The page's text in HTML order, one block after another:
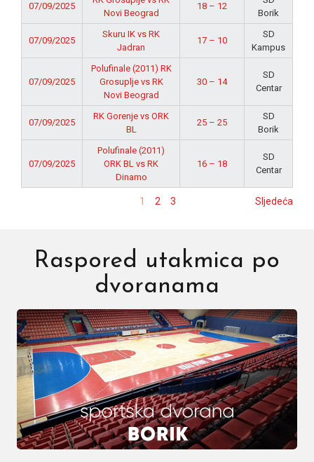
07/09/2025
Novi Beograd
18 – 12
Borik
07/09/2025
Skuru IK vs RK
Jadran
17 – 10
SD
Kampus
07/09/2025
Polufinale (2011) RK
Grosuplje vs RK
Novi Beograd
30 – 14
SD
Centar
07/09/2025
RK Gorenje vs ORK
BL
25 – 25
SD
Borik
07/09/2025
Polufinale (2011)
ORK BL vs RK
Dinamo
16 – 18
SD
Centar
1 2 3 Sljedeća
Raspored utakmica po
dvoranama